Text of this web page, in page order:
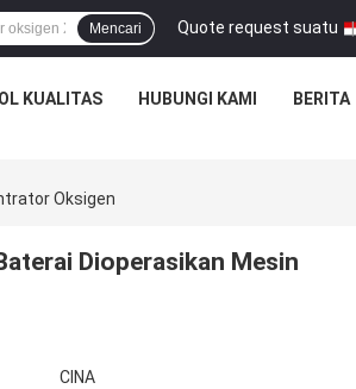
Quote request suatu |
Mencari
KUALITAS HUBUNGI KAMI BERITA
Oksigen
Dioperasikan Mesin
CINA